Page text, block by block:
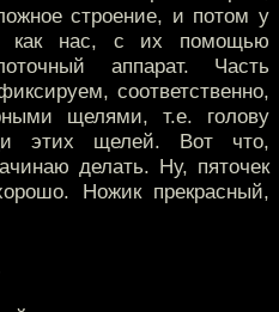
строение, и потом у
как нас, с их помощью
аппарат. Часть
соответственно,
щелями, т.е. голову
этих щелей. Вот что,
делать. Ну, пяточек
Ножик прекрасный,